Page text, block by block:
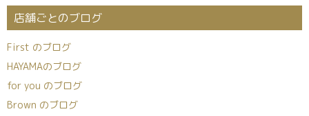
店舗ごとのブログ
First のブログ
HAYAMAのブログ
for you のブログ
Brown のブログ